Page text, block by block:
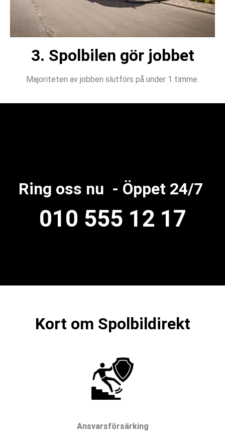
3. Spolbilen gör jobbet
Majoriteten av jobben slutförs på under 1 timme.
Ring oss nu - Öppet 24/7
010 555 12 17
Kort om Spolbildirekt
Ansvarsförsärking